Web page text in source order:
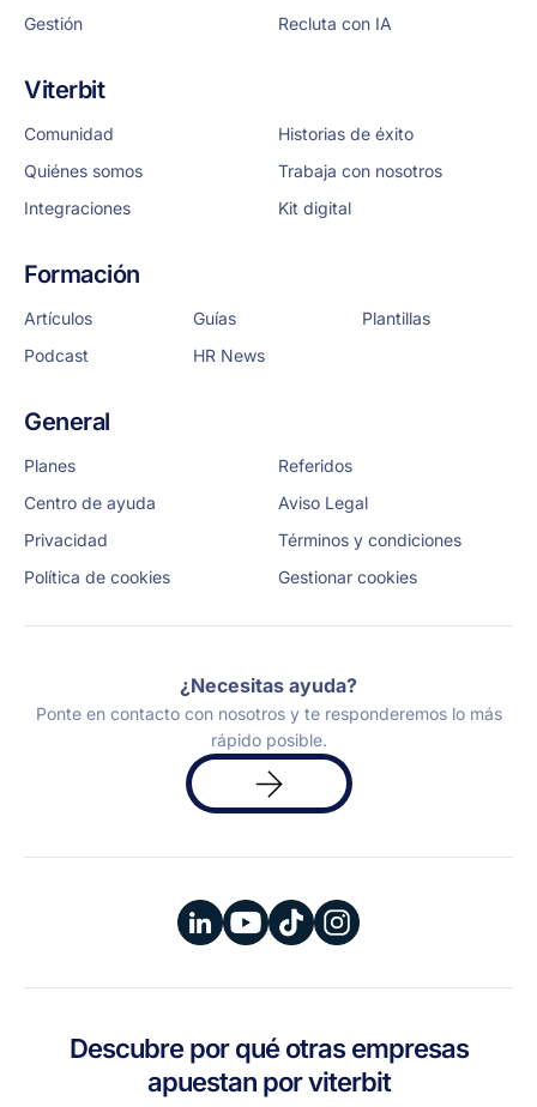
Gestión
Recluta con IA
Viterbit
Comunidad
Historias de éxito
Quiénes somos
Trabaja con nosotros
Integraciones
Kit digital
Formación
Artículos Guías
Plantillas
Podcast
HR News
General
Planes
Referidos
Centro de ayuda
Aviso Legal
Privacidad
Términos y condiciones
Política de cookies
Gestionar cookies
¿Necesitas ayuda?
Ponte en contacto con nosotros y te responderemos lo más
rápido posible.
Solicita
una
demo
Descubre por qué otras empresas
apuestan por viterbit